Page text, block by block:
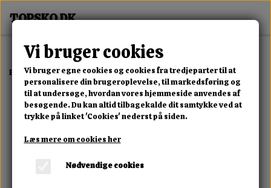
Forside Erotisk Kollektion Alle Produkter Mini Vibrator
Vi bruger cookies
Vi bruger egne cookies og cookies fra tredjeparter til at
personalisere din brugeroplevelse, til markedsføring og
til at undersøge, hvordan vores hjemmeside anvendes af
besøgende. Du kan altid tilbagekalde dit samtykke ved at
trykke på linket 'Cookies' nederst på siden.
Læs mere om cookies her
Nødvendige cookies